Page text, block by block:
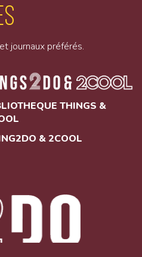
journaux préférés.
THINGS &
& 2COOL